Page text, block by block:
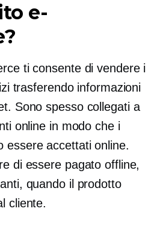
e-
ti consente di vendere i
trasferendo informazioni
Sono spesso collegati a
online in modo che i
essere accettati online.
di essere pagato offline,
quando il prodotto
cliente.